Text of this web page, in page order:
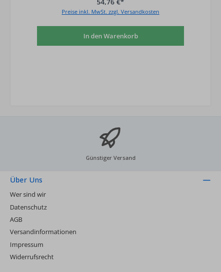
Preise inkl. MwSt. zzgl. Versandkosten
In den Warenkorb
Günstiger Versand
Über Uns
Wer sind wir
Datenschutz
AGB
Versandinformationen
Impressum
Widerrufsrecht